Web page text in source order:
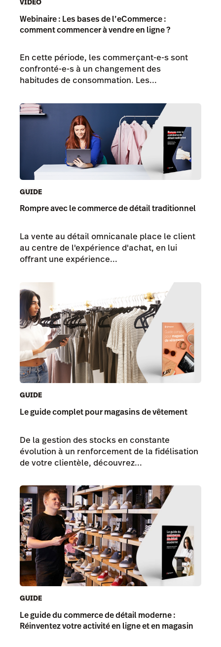
VIDÉO
Webinaire : Les bases de l’eCommerce :
comment commencer à vendre en ligne ?
En cette période, les commerçant-e-s sont
confronté-e-s à un changement des
habitudes de consommation. Les...
GUIDE
Rompre avec le commerce de détail traditionnel
La vente au détail omnicanale place le client
au centre de l'expérience d'achat, en lui
offrant une expérience...
GUIDE
Le guide complet pour magasins de vêtement
De la gestion des stocks en constante
évolution à un renforcement de la fidélisation
de votre clientèle, découvrez...
GUIDE
Le guide du commerce de détail moderne :
Réinventez votre activité en ligne et en magasin